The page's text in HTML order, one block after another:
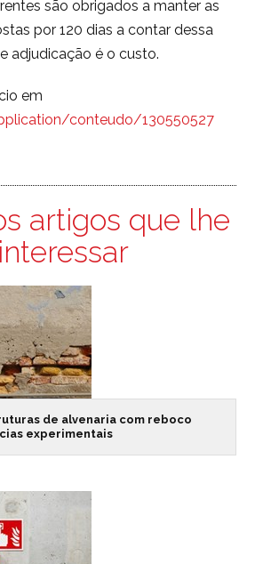
são obrigados a manter as
por 120 dias a contar dessa
adjudicação é o custo.
em
conteudo/130550527
artigos que lhe
de alvenaria com reboco
experimentais